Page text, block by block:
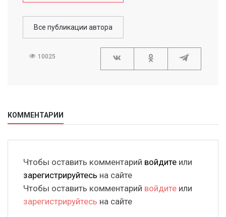
Все публикации автора
10025
КОММЕНТАРИИ
Чтобы оставить комментарий войдите или
зарегистрируйтесь на сайте
Чтобы оставить комментарий войдите или
зарегистрируйтесь на сайте